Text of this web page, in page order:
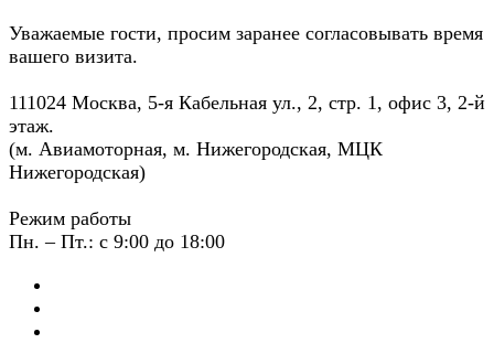
Уважаемые гости, просим заранее согласовывать время
вашего визита.
111024 Москва, 5-я Кабельная ул., 2, стр. 1, офис 3, 2-й
этаж.
(м. Авиамоторная, м. Нижегородская, МЦК
Нижегородская)
Режим работы
Пн. – Пт.: с 9:00 до 18:00